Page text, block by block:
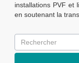
installations PVF et
en soutenant la